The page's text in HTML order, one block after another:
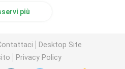
più
Desktop Site
Privacy Policy